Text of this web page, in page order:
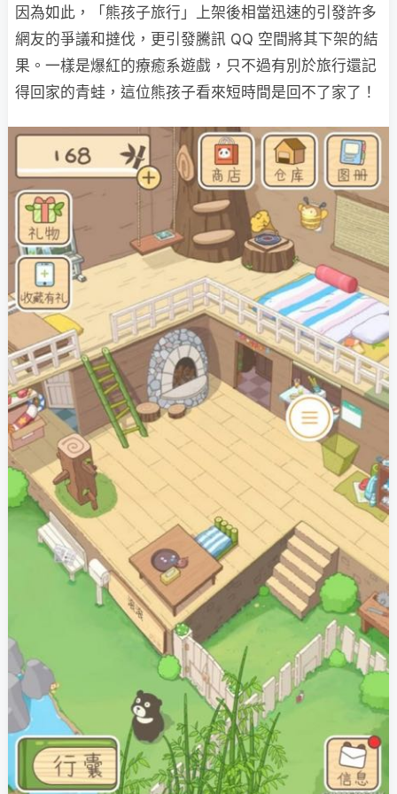
因為如此，「熊孩子旅行」上架後相當迅速的引發許多
網友的爭議和撻伐，更引發騰訊 QQ 空間將其下架的結
果。一樣是爆紅的療癒系遊戲，只不過有別於旅行還記
得回家的青蛙，這位熊孩子看來短時間是回不了家了！